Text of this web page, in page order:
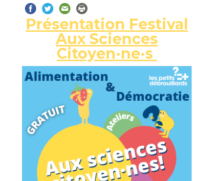
Présentation Festival
Aux Sciences
Citoyen·ne·s